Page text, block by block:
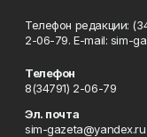
Телефон редакции:
2-06-79. Е-mаil: sim-
Телефон
8(34791) 2-06-79
Эл. почта
sim-gazeta@yandex.ru